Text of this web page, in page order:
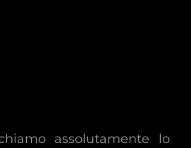
assolutamente lo